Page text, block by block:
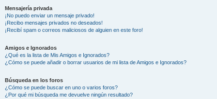
Mensajería privada
¡No puedo enviar un mensaje privado!
¡Recibo mensajes privados no deseados!
¡Recibí spam o correos maliciosos de alguien en este foro!
Amigos e Ignorados
¿Qué es la lista de Mis Amigos e Ignorados?
¿Cómo se puede añadir o borrar usuarios de mi lista de Amigos e Ignorados?
Búsqueda en los foros
¿Cómo se puede buscar en uno o varios foros?
¿Por qué mi búsqueda me devuelve ningún resultado?